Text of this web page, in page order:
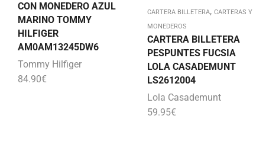
CON MONEDERO AZUL
MARINO TOMMY
HILFIGER
AM0AM13245DW6
Tommy Hilfiger
84.90€
CARTERA BILLETERA, CARTERAS Y
MONEDEROS
CARTERA BILLETERA
PESPUNTES FUCSIA
LOLA CASADEMUNT
LS2612004
Lola Casademunt
59.95€